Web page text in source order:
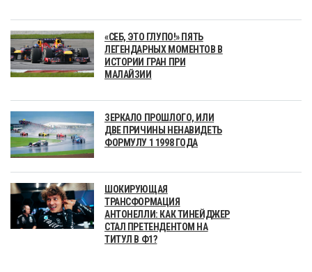
«СЕБ, ЭТО ГЛУПО!» ПЯТЬ
ЛЕГЕНДАРНЫХ МОМЕНТОВ В
ИСТОРИИ ГРАН ПРИ
МАЛАЙЗИИ
ЗЕРКАЛО ПРОШЛОГО, ИЛИ
ДВЕ ПРИЧИНЫ НЕНАВИДЕТЬ
ФОРМУЛУ 1 1998 ГОДА
ШОКИРУЮЩАЯ
ТРАНСФОРМАЦИЯ
АНТОНЕЛЛИ: КАК ТИНЕЙДЖЕР
СТАЛ ПРЕТЕНДЕНТОМ НА
ТИТУЛ В Ф1?